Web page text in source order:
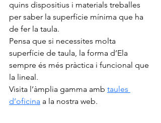
quins dispositius i materials treballes
per saber la superfície mínima que ha
de fer la taula.
Pensa que si necessites molta
superfície de taula, la forma d’Ela
sempre és més pràctica i funcional que
la lineal.
Visita l’àmplia gamma amb taules
d’oficina a la nostra web.